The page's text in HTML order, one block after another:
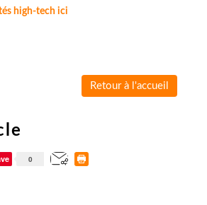
high-tech ici
Retour à l'accueil
0